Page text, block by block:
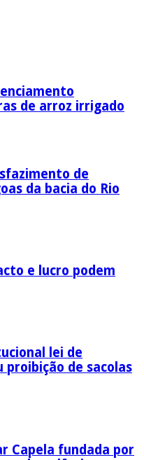
de arroz irrigado
de
da bacia do Rio
e lucro podem
lei de
proibição de sacolas
Capela fundada por